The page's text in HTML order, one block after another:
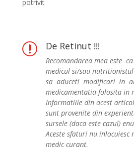
potrivit
r De Retinut !!!
Recomandarea mea este
medicul si/sau
sa aduceti modificari in
medicamentatia folosita in
Informatiile din acest
sunt provenite din
sursele (daca este cazul)
Aceste sfaturi nu
medic curant.